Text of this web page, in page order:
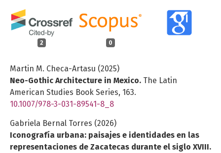
2 0
Martin M. Checa-Artasu (2025)
Neo-Gothic Architecture in Mexico. The Latin
American Studies Book Series, 163.
10.1007/978-3-031-89541-8_8
Gabriela Bernal Torres (2026)
Iconografía urbana: paisajes e identidades en las
representaciones de Zacatecas durante el siglo XVIII.